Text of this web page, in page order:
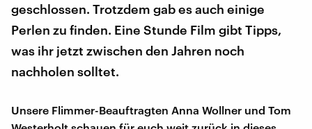
geschlossen. Trotzdem gab es auch einige
Perlen zu finden. Eine Stunde Film gibt Tipps,
was ihr jetzt zwischen den Jahren noch
nachholen solltet.
Unsere Flimmer-Beauftragten Anna Wollner und Tom